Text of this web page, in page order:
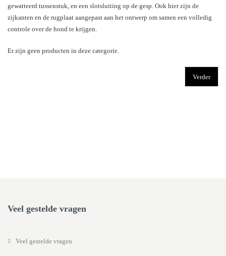
gewatteerd tussenstuk, en een slotsluiting op de gesp. Ook hier zijn de
zijkanten en de rugplaat aangepast aan het ontwerp om samen een volledig
controle over de hond te krijgen.
Er zijn geen producten in deze categorie.
Verder
Veel gestelde vragen
Veel gestelde vragen